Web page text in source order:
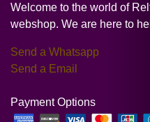
Welcome to the world of
webshop. We are here to
Send a Whatsapp
Send a Email
Payment Options